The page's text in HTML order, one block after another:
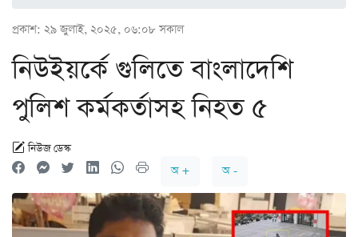
প্রকাশ: ২৯ জুলাই, ২০২৫, ০৬:০৮ সকাল
নিউইয়র্কে গুলিতে বাংলাদেশি
পুলিশ কর্মকর্তাসহ নিহত ৫
নিউজ ডেস্ক
অ +
অ -